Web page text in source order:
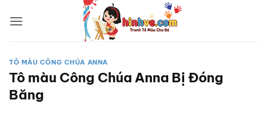
qua
TÔ MÀU CÔNG CHÚA ANNA
Tô màu Công Chúa Anna Bị Đóng
Băng